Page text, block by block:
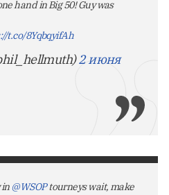
hand in Big 50! Guy was
t.co/8YqbqyifAh
2 июня
in @WSOPtourneys wait, make